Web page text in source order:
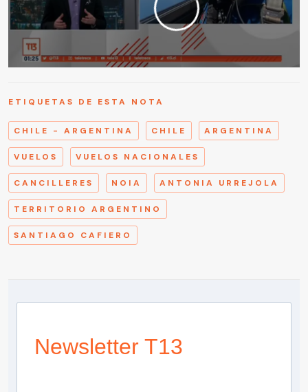
ETIQUETAS DE ESTA NOTA
CHILE - ARGENTINA CHILE ARGENTINA
VUELOS VUELOS NACIONALES
CANCILLERES NOIA ANTONIA URREJOLA
TERRITORIO ARGENTINO
SANTIAGO CAFIERO
Newsletter T13